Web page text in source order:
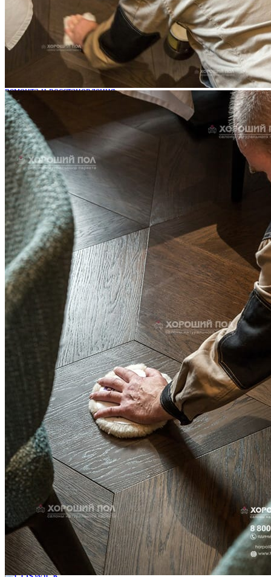
1 500 ₽
Блог
Интересные статьи о паркете Coswick
ВИДЕО-ИНСТРУКЦИЯ: Реставрация царапин. Полы,
покрытые маслом и твердым воском. Системы для локального
ремонта и восстановления
Читать полностью
02.02.2026
ПОЛЫ, ПОКРЫТЫЕ МАСЛОМ. РЕСТАВРАЦИЯ
НЕБОЛЬШИХ ПОТЕРТОСТЕЙ
Читать полностью
12.01.2026
РЕСТАВРАЦИЯ НЕБОЛЬШИХ ВМЯТИН НА ПАРКЕТЕ.
ПОЛЫ, ПОКРЫТЫЕ МАСЛОМ И ТВЕРДЫМ ВОСКОМ
Читать полностью
12.01.2026
Все новости о Coswick
Массивная доска COSWICK Дуб Молочный шоколад (Milk
chocolate) Блочный паркет Масло шелковое Массив T&G
(шип-паз) 1 Коммон 1182-3217
Оставьте своё имя и телефон и наш
специалист свяжется с вами
я соглашаюсь наобработку своих персональных данныхи
соглашаюсь сполитикой конфиденциальности
Заказать
Ваш заказ отправлен!
Подбирайте паркет по индивидуальным параметрам
Просто кликайте по этой кнопке
Подобрать паркет